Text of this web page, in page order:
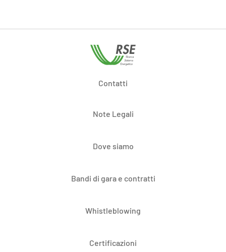
Contatti
Note Legali
Dove siamo
Bandi di gara e contratti
Whistleblowing
Certificazioni